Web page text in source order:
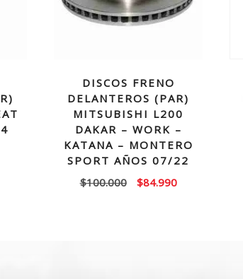
DISCOS FRENO
DELANTEROS (PAR)
MITSUBISHI L200
DAKAR – WORK –
KATANA – MONTERO
SPORT AÑOS 07/22
$100.000
El
$84.990El